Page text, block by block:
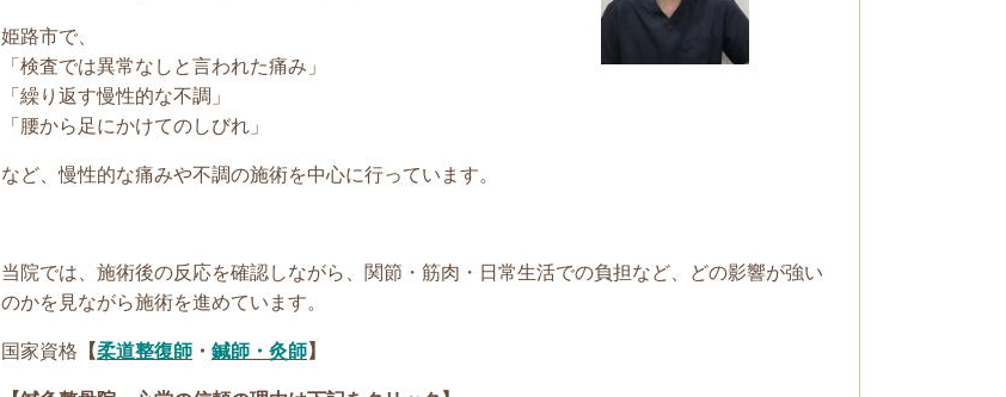
姫路市で、
「検査では異常なしと言われた痛み」
「繰り返す慢性的な不調」
「腰から足にかけてのしびれ」
など、慢性的な痛みや不調の施術を中心に行っています。
当院では、施術後の反応を確認しながら、関節・筋肉・日常生活での負担など、どの影響が強い
のかを見ながら施術を進めています。
国家資格 【柔道整復師 ・ 鍼師・灸師】